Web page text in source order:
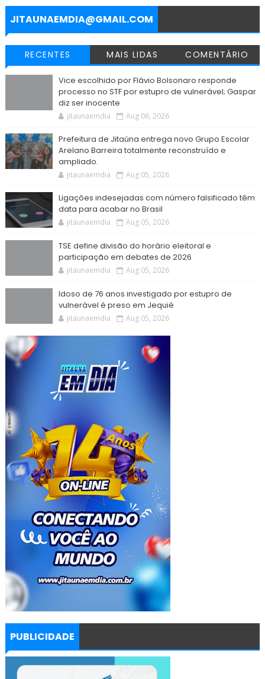
k
p
m
e
r
JITAUNAEMDIA@GMAIL.COM
RECENTES MAIS LIDAS COMENTÁRIO
Vice escolhido por Flávio Bolsonaro responde
processo no STF por estupro de vulnerável; Gaspar
diz ser inocente
jitaunaemdia Aug 06, 2026
Prefeitura de Jitaúna entrega novo Grupo Escolar
Arelano Barreira totalmente reconstruído e
ampliado.
jitaunaemdia Aug 05, 2026
Ligações indesejadas com número falsificado têm
data para acabar no Brasil
jitaunaemdia Aug 05, 2026
TSE define divisão do horário eleitoral e
participação em debates de 2026
jitaunaemdia Aug 05, 2026
Idoso de 76 anos investigado por estupro de
vulnerável é preso em Jequié
jitaunaemdia Aug 05, 2026
PUBLICIDADE